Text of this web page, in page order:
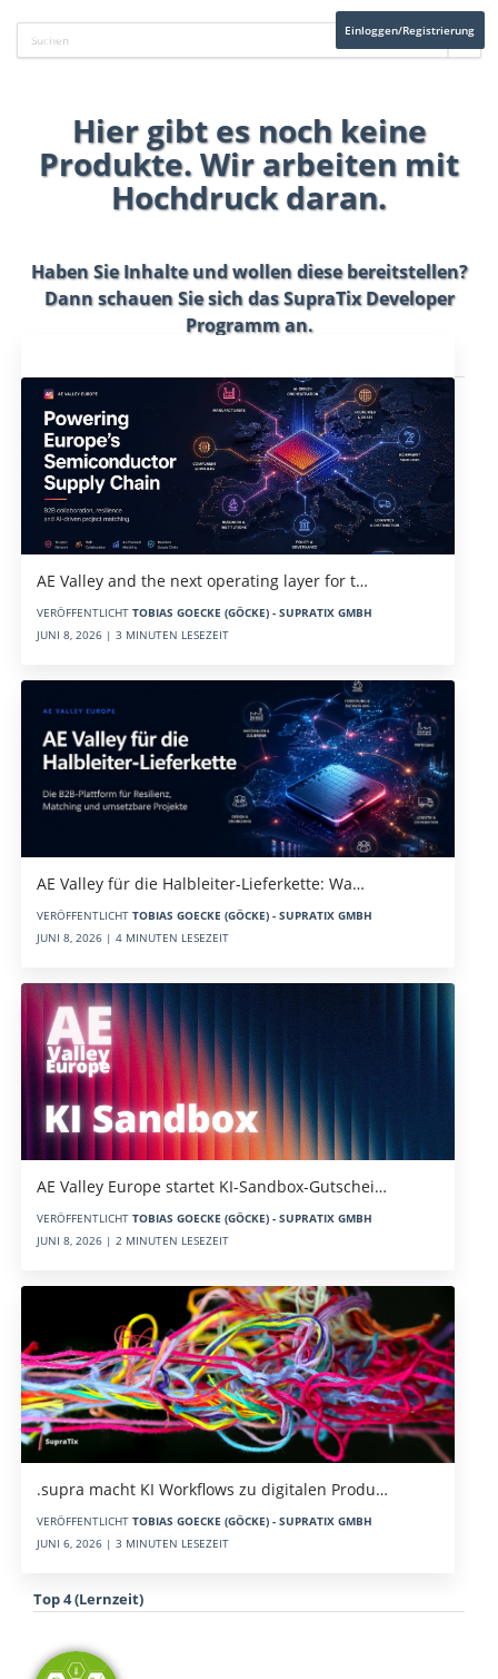
Einloggen/Registrierung
Hier gibt es noch keine
Produkte. Wir arbeiten mit
Hochdruck daran.
Haben Sie Inhalte und wollen diese bereitstellen?
Dann schauen Sie sich dasSupraTix Developer
Programman.
AE Valley and the next operating layer for t…
VERÖFFENTLICHT TOBIAS GOECKE (GÖCKE) - SUPRATIX GMBH
JUNI 8, 2026 | 3 MINUTEN LESEZEIT
AE Valley für die Halbleiter-Lieferkette: Wa…
VERÖFFENTLICHT TOBIAS GOECKE (GÖCKE) - SUPRATIX GMBH
JUNI 8, 2026 | 4 MINUTEN LESEZEIT
AE Valley Europe startet KI-Sandbox-Gutschei…
VERÖFFENTLICHT TOBIAS GOECKE (GÖCKE) - SUPRATIX GMBH
JUNI 8, 2026 | 2 MINUTEN LESEZEIT
.supra macht KI Workflows zu digitalen Produ…
VERÖFFENTLICHT TOBIAS GOECKE (GÖCKE) - SUPRATIX GMBH
JUNI 6, 2026 | 3 MINUTEN LESEZEIT
Top 4 (Lernzeit)